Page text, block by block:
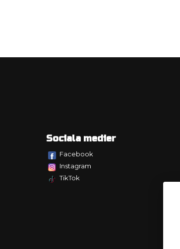
Sociala medier
Facebook
Instagram
TikTok